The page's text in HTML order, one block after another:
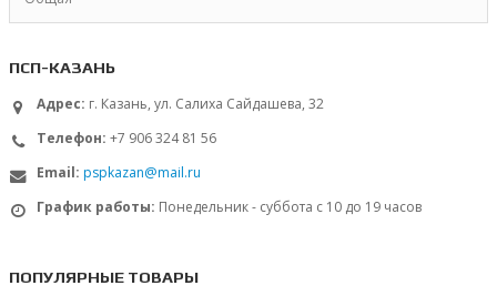
ПСП-КАЗАНЬ
Адрес: г. Казань, ул. Салиха Сайдашева, 32
Телефон: +7 906 324 81 56
Email: pspkazan@mail.ru
График работы: Понедельник - суббота с 10 до 19 часов
ПОПУЛЯРНЫЕ ТОВАРЫ